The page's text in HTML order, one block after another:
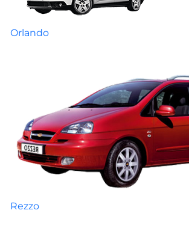
Orlando
Rezzo